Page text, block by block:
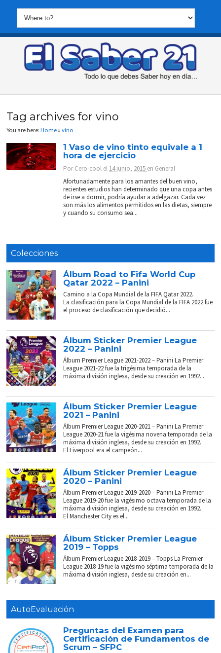
Tag archives for vino
You are here:Home »vino
1 Vaso de vino tinto equivale a 1
hora de ejercicio
PorCero-cool el 14 junio, 2015 en General
Afortunadamente para los amantes del buen vino,
recientes estudios han determinado que una copa antes
de irse a dormir, podría ayudar a adelgazar. Cada vez
son más los alimentos permitidos en las dietas, siempre
y cuando su consumo sea...
Colecciones
Álbum Road to Fifa World Cup
Qatar 2022 – Panini
Camino a la Copa Mundial de la FIFA Qatar 2022.
La clasificación para la Copa Mundial de la FIFA 2022 fue
el proceso de clasificación que decidió...
Álbum Sticker Premier League
2022 – Panini
Álbum Premier League 2021-2022 – Panini La Premier
League 2021-22 fue la trigésima temporada de la
máxima división inglesa, desde su creación en 1992....
Álbum Sticker Premier League
2021 – Panini
Álbum Premier League 2020-2021 – Panini La Premier
League 2020-21 fue la vigésima novena temporada de la
máxima división inglesa, desde su creación en 1992.
El Liverpool era el campeón...
Álbum Sticker Premier League
2020 – Panini
Álbum Premier League 2019-2020 – Panini La Premier
League 2019-20 fue la vigésimo octava temporada de la
máxima división inglesa, desde su creación en 1992.
El Manchester City es el...
Álbum Sticker Premier League
2019 – Topps
Álbum Premier League 2018-2019 – Topps La Premier
League 2018-19 fue la vigésimo séptima temporada de la
máxima división inglesa, desde su creación en...
AutoEvaluación
Preguntas del Examen para
Certificación de Fundamentos de
Scrum – SFPC